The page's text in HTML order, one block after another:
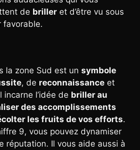
de brilleret d’être vu sous
favorable.
la zone Sud est un symbole
, de reconnaissance et
incarne l’idée de briller au
des accomplissements
les fruits de vos efforts.
9, vous pouvez dynamiser
réputation. Il vous aide aussi à